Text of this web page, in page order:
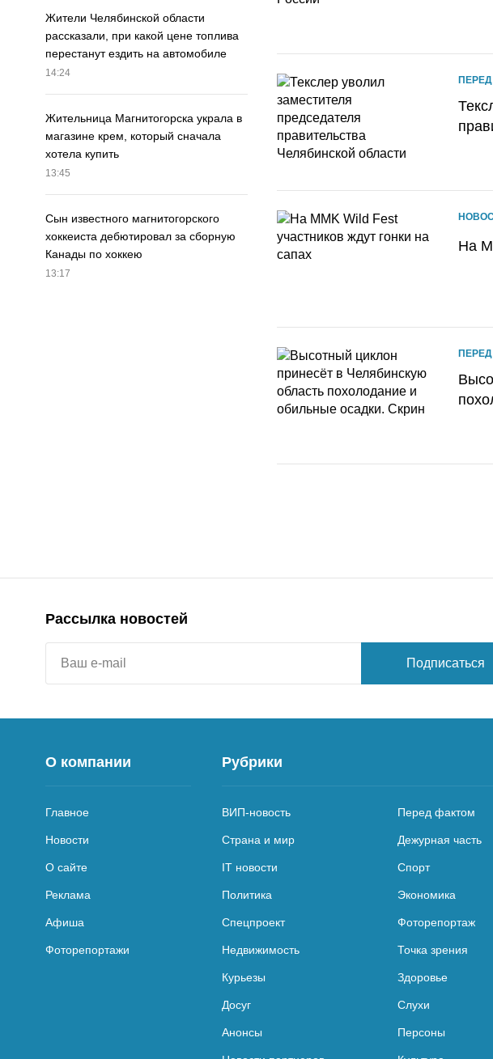
Жители Челябинской области
рассказали, при какой цене топлива
перестанут ездить на автомобиле
14:24
Жительница Магнитогорска украла в
магазине крем, который сначала
хотела купить
13:45
Сын известного магнитогорского
хоккеиста дебютировал за сборную
Канады по хоккею
13:17
На
Рассылка новостей
Подписаться
О компании
Главное
Новости
О сайте
Реклама
Афиша
Фоторепортажи
Рубрики
ВИП-новость Перед фактом
Страна и мир Дежурная часть
IT новости Спорт
Политика Экономика
Спецпроект Фоторепортаж
Недвижимость Точка зрения
Курьезы Здоровье
Досуг Слухи
Анонсы Персоны